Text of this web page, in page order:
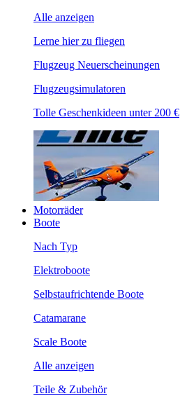
Alle anzeigen
Lerne hier zu fliegen
Flugzeug Neuerscheinungen
Flugzeugsimulatoren
Tolle Geschenkideen unter 200 €
Motorräder
Boote
Nach Typ
Elektroboote
Selbstaufrichtende Boote
Catamarane
Scale Boote
Alle anzeigen
Teile & Zubehör